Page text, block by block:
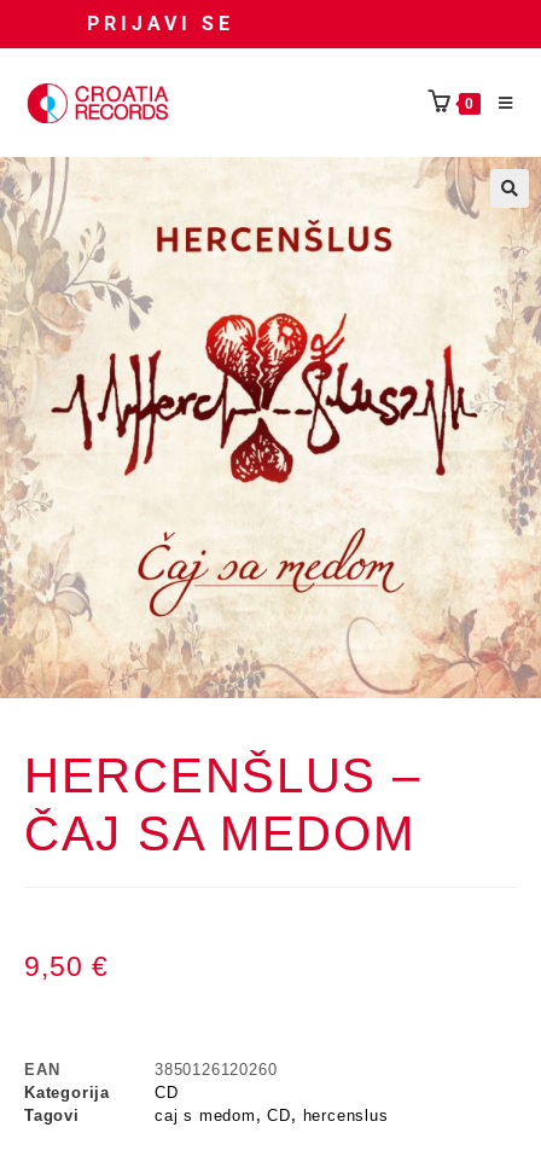
PRIJAVI SE
0
HERCENŠLUS –
ČAJ SA MEDOM
9,50 €
EAN
3850126120260
Kategorija
CD
Tagovi
caj s medom ,CD, hercenslus